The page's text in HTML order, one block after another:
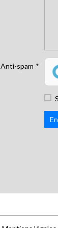
Anti-spam